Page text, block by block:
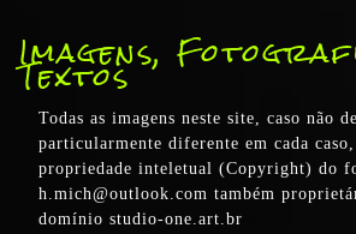
Imagens,
Textos
Todas as imagens neste site, caso não
particularmente diferente em cada
propriedade inteletual (Copyright) do
h.mich@outlook.com também
domínio studio-one.art.br